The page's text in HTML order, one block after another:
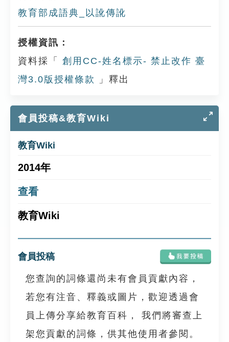
教育部成語典_以訛傳訛
授權資訊：
資料採「
創用CC-姓名標示- 禁止改作 臺
灣3.0版授權條款
」釋出
會員投稿&教育Wiki
教育Wiki
2014年
查看
教育Wiki
會員投稿
您查詢的詞條還尚未有會員貢獻內容，
若您有注音、釋義或圖片，歡迎透過會
員上傳分享給教育百科， 我們將審查上
架您貢獻的詞條，供其他使用者參閱。